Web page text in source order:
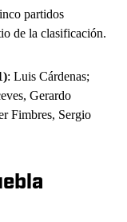
partidos
de la clasificación.
: Luis Cárdenas;
Gerardo
Fimbres, Sergio